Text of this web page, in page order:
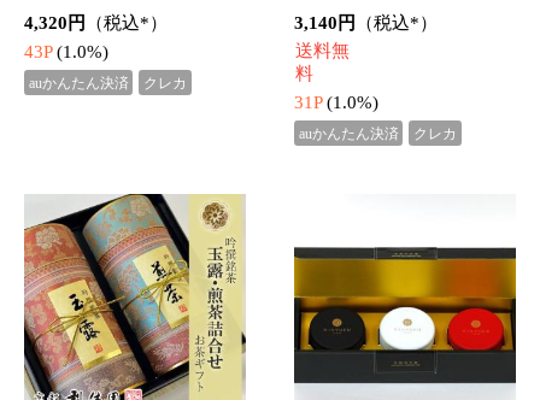
お茶詰合せ お茶 ギフト 高
級 京都利休園 メーカー直
送 「白・黒」セット 白煎
茶 黒ほうじ 詰め合わせ お
4,104円 （税込*）
抹茶 アイス ギフト 高級 京
都利休園 メーカー直送 抹
茶アイス 濃すぎる 高級抹
茶アイス6個入り お歳暮 母
（税込*）
(1.0%)
auかんたん決済 クレカ